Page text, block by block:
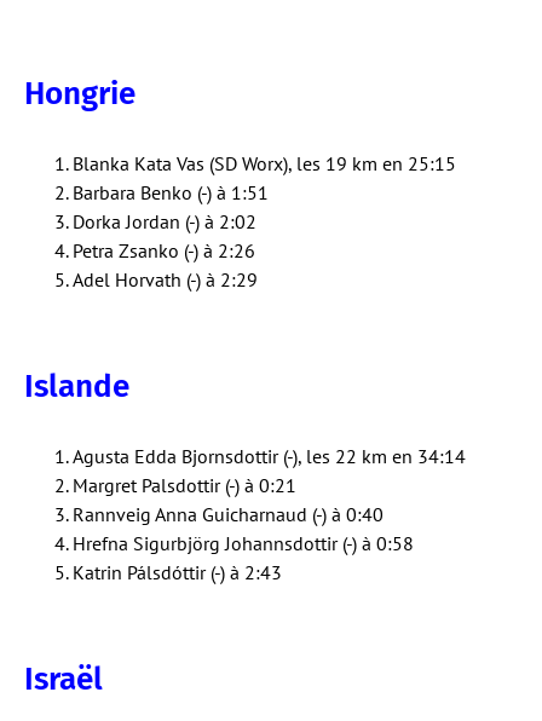
Hongrie
Blanka Kata Vas (SD Worx), les 19 km en 25:15
Barbara Benko (-) à 1:51
Dorka Jordan (-) à 2:02
Petra Zsanko (-) à 2:26
Adel Horvath (-) à 2:29
Islande
Agusta Edda Bjornsdottir (-), les 22 km en 34:14
Margret Palsdottir (-) à 0:21
Rannveig Anna Guicharnaud (-) à 0:40
Hrefna Sigurbjörg Johannsdottir (-) à 0:58
Katrin Pálsdóttir (-) à 2:43
Israël